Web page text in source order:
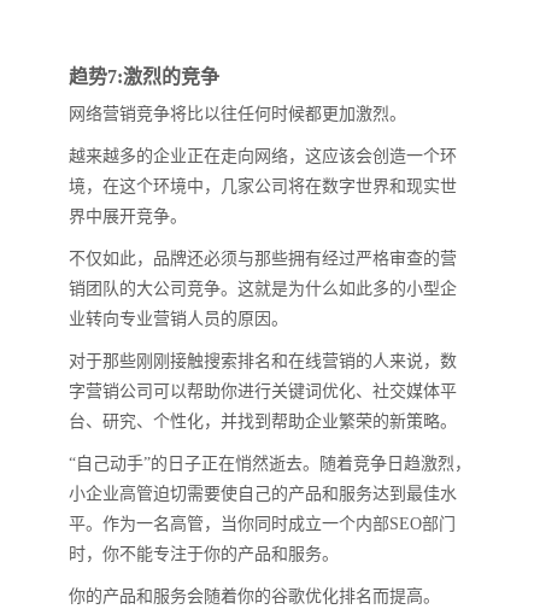
趋势7:激烈的竞争
网络营销竞争将比以往任何时候都更加激烈。
越来越多的企业正在走向网络，这应该会创造一个环
境，在这个环境中，几家公司将在数字世界和现实世
界中展开竞争。
不仅如此，品牌还必须与那些拥有经过严格审查的营
销团队的大公司竞争。这就是为什么如此多的小型企
业转向专业营销人员的原因。
对于那些刚刚接触搜索排名和在线营销的人来说，数
字营销公司可以帮助你进行关键词优化、社交媒体平
台、研究、个性化，并找到帮助企业繁荣的新策略。
“自己动手”的日子正在悄然逝去。随着竞争日趋激烈，
小企业高管迫切需要使自己的产品和服务达到最佳水
平。作为一名高管，当你同时成立一个内部SEO部门
时，你不能专注于你的产品和服务。
你的产品和服务会随着你的谷歌优化排名而提高。